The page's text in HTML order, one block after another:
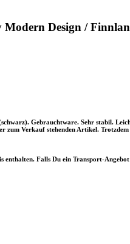
Design /
Gebrauchtware. Sehr stabil.
Verkauf stehenden Artikel.
enthalten. Falls Du ein Transport-